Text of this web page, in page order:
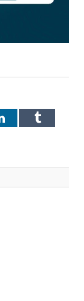
LinkedInTumblr